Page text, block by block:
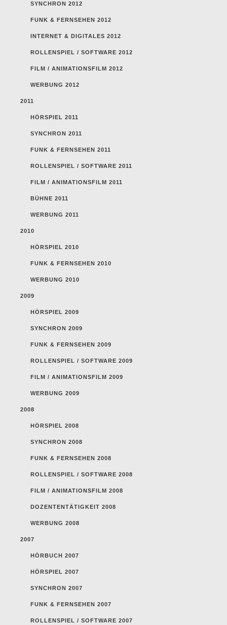
SYNCHRON 2012
FUNK & FERNSEHEN 2012
INTERNET & DIGITALES 2012
ROLLENSPIEL / SOFTWARE 2012
FILM / ANIMATIONSFILM 2012
WERBUNG 2012
2011
HÖRSPIEL 2011
SYNCHRON 2011
FUNK & FERNSEHEN 2011
ROLLENSPIEL / SOFTWARE 2011
FILM / ANIMATIONSFILM 2011
BÜHNE 2011
WERBUNG 2011
2010
HÖRSPIEL 2010
FUNK & FERNSEHEN 2010
WERBUNG 2010
2009
HÖRSPIEL 2009
SYNCHRON 2009
FUNK & FERNSEHEN 2009
ROLLENSPIEL / SOFTWARE 2009
FILM / ANIMATIONSFILM 2009
WERBUNG 2009
2008
HÖRSPIEL 2008
SYNCHRON 2008
FUNK & FERNSEHEN 2008
ROLLENSPIEL / SOFTWARE 2008
FILM / ANIMATIONSFILM 2008
DOZENTENTÄTIGKEIT 2008
WERBUNG 2008
2007
HÖRBUCH 2007
HÖRSPIEL 2007
SYNCHRON 2007
FUNK & FERNSEHEN 2007
ROLLENSPIEL / SOFTWARE 2007